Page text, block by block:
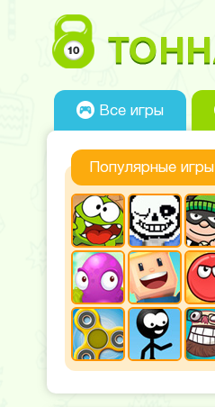
Все игры
Популярные игры